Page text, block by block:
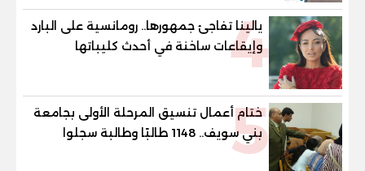
4
يالينا تفاجئ جمهورها.. رومانسية على البارد
وإيقاعات ساخنة في أحدث كليباتها
5
ختام أعمال تنسيق المرحلة الأولى بجامعة
بني سويف.. 1148 طالبًا وطالبة سجلوا
رغباتهم